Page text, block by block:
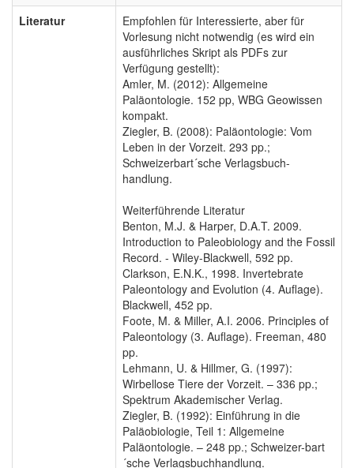
Literatur
Empfohlen für Interessierte, aber für
Vorlesung nicht notwendig (es wird ein
ausführliches Skript als PDFs zur
Verfügung gestellt):
Amler, M. (2012): Allgemeine
Paläontologie. 152 pp, WBG Geowissen
kompakt.
Ziegler, B. (2008): Paläontologie: Vom
Leben in der Vorzeit. 293 pp.;
Schweizerbart´sche Verlagsbuch-
handlung.
Weiterführende Literatur
Benton, M.J. & Harper, D.A.T. 2009.
Introduction to Paleobiology and the Fossil
Record. - Wiley-Blackwell, 592 pp.
Clarkson, E.N.K., 1998. Invertebrate
Paleontology and Evolution (4. Auflage).
Blackwell, 452 pp.
Foote, M. & Miller, A.I. 2006. Principles of
Paleontology (3. Auflage). Freeman, 480
pp.
Lehmann, U. & Hillmer, G. (1997):
Wirbellose Tiere der Vorzeit. – 336 pp.;
Spektrum Akademischer Verlag.
Ziegler, B. (1992): Einführung in die
Paläobiologie, Teil 1: Allgemeine
Paläontologie. – 248 pp.; Schweizer-bart
´sche Verlagsbuchhandlung.